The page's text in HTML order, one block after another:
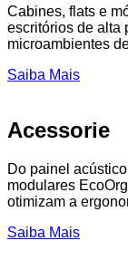
Cabines, flats e
escritórios de alta
microambientes
Saiba Mais
Acessorie
Do painel
modulares
otimizam a
Saiba Mais